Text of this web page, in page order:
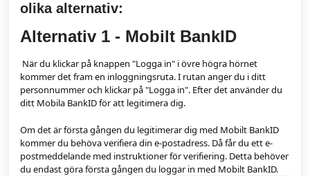
olika alternativ:
Alternativ 1 - Mobilt BankID
När du klickar på knappen "Logga in" i övre högra hörnet
kommer det fram en inloggningsruta. I rutan anger du i ditt
personnummer och klickar på "Logga in". Efter det använder du
ditt Mobila BankID för att legitimera dig.
Om det är första gången du legitimerar dig med Mobilt BankID
kommer du behöva verifiera din e-postadress. Då får du ett e-
postmeddelande med instruktioner för verifiering. Detta behöver
du endast göra första gången du loggar in med Mobilt BankID.